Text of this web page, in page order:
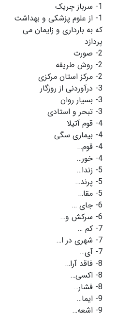
1- سرباز چریک
1- از علوم پزشکی و بهداشت
که به بارداری و زایمان می
پردازد
2- صورت
2- روش طریقه
2- مرکز استان مرکزی
3- درآوردنی از روزگار
3- بسیار روان
3- تبحر و استادی
4- قوم آتیلا
4- بیماری سگی
4- قوم…
4- خور…
5- زندا…
5- پرند…
5- مقا…
6- جای …
6- سرکش و…
7- کم …
7- شهری در ا…
7- آی…
8- فاقد آرا…
8- اکسی…
8- فشار…
9- ایما…
9- اشعه…